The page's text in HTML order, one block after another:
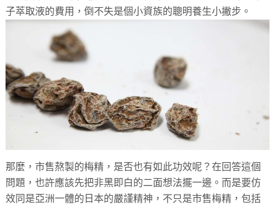
子萃取液的費用，倒不失是個小資族的聰明養生小撇步。
那麼，市售熬製的梅精，是否也有如此功效呢？在回答這個
問題，也許應該先把非黑即白的二面想法擺一邊。而是要仿
效同是亞洲一體的日本的嚴謹精神，不只是市售梅精，包括